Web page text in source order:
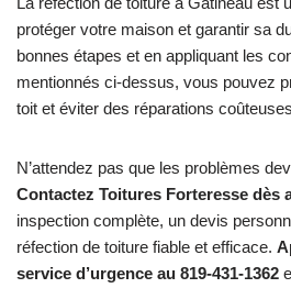
protéger votre maison et garantir sa
bonnes étapes et en appliquant les
mentionnés ci-dessus, vous pouvez
toit et éviter des réparations
N’attendez pas que les problèmes
Contactez Toitures Forteresse dès
inspection complète, un devis
réfection de toiture fiable et efficace.
service d’urgence au 819-431-1362